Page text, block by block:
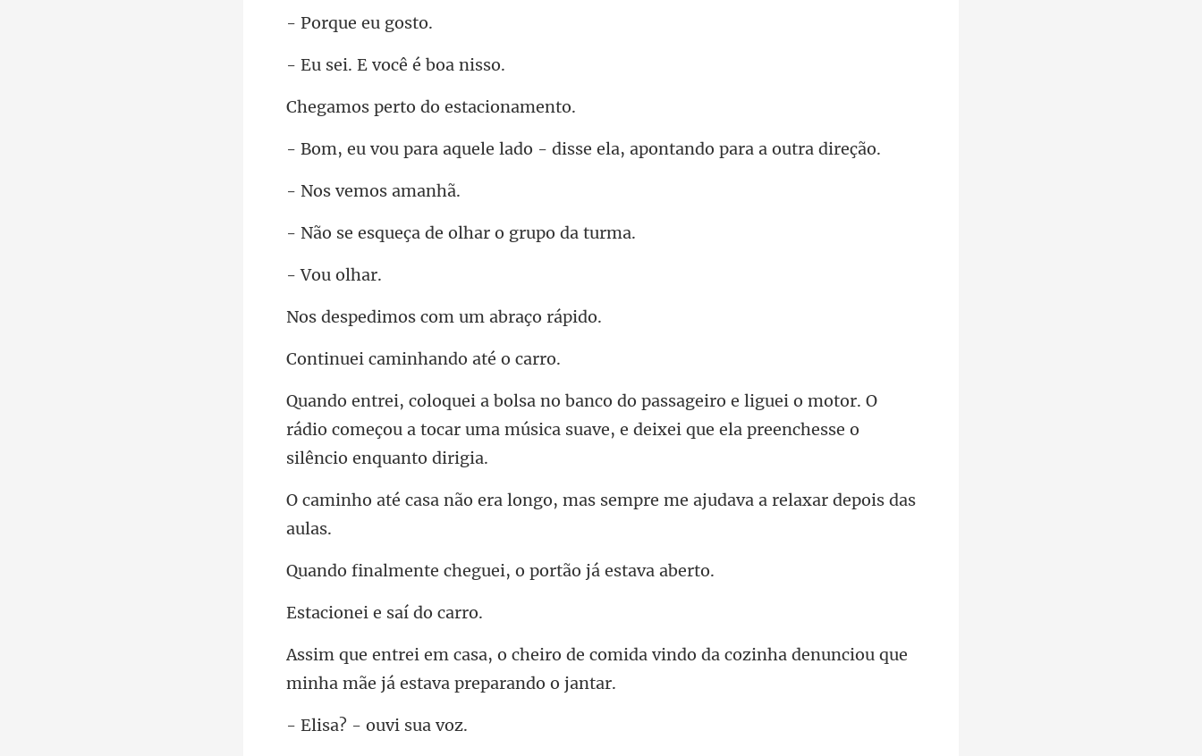
ue eu
E você é
rto do esta
lado - disse ela, aponta
vemos
ça de olhar o
u ol
os com um ab
aminhando a
liguei o motor. O
rádio começou a tocar uma música suave,
longo, mas sempre me ajudav
cheguei, o portã
ei e saí
comida vindo da cozinha denunciou que
- ouvi